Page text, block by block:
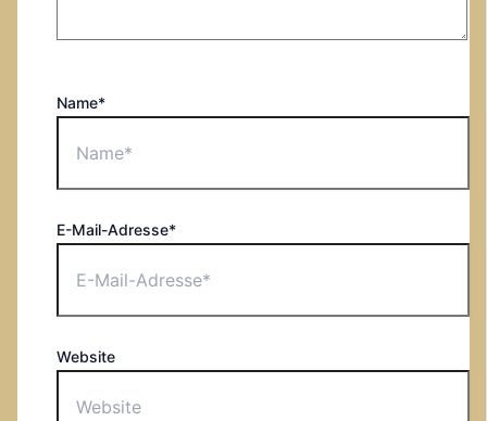
Name*
E-Mail-Adresse*
Website